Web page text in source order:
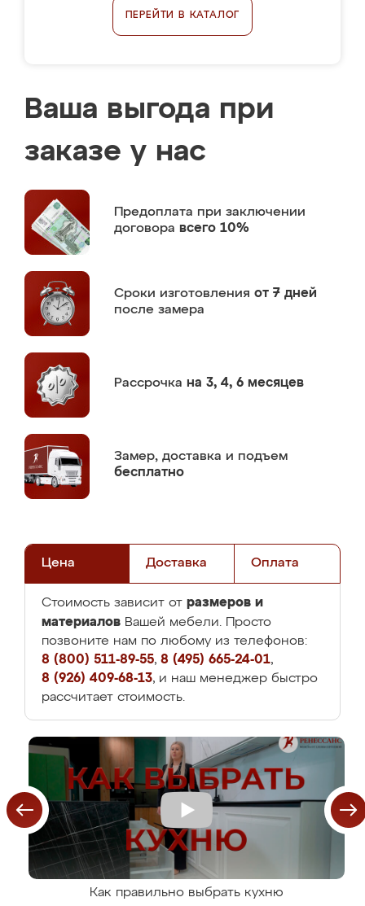
ПЕРЕЙТИ В КАТАЛОГ
Ваша выгода при
заказе у нас
Предоплата при заключении
договора всего 10%
Сроки изготовления от 7 дней
после замера
Рассрочка на 3, 4, 6 месяцев
Замер, доставка и подъем
бесплатно
Цена Доставка Оплата
Стоимость зависит от размеров и
материалов Вашей мебели. Просто
позвоните нам по любому из телефонов:
8 (800) 511-89-55, 8 (495) 665-24-01,
8 (926) 409-68-13, и наш менеджер быстро
рассчитает стоимость.
Как правильно выбрать кухню